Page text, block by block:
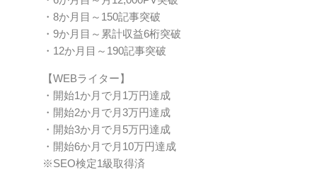
・8か月目～150記事突破
・9か月目～累計収益6桁突破
・12か月目～190記事突破
【WEBライター】
・開始1か月で月1万円達成
・開始2か月で月3万円達成
・開始3か月で月5万円達成
・開始6か月で月10万円達成
※SEO検定1級取得済